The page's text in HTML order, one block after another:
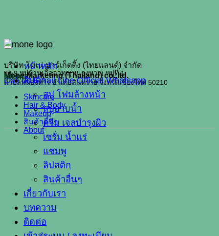
บริษัท โมเน่ มาร์เก็ตติ้ง (ไทยแลนด์) จำกัด
Mone Marketing (Thailand) co.,ltd.
9/59 หมู่บ้านเอื้ออาทร(หนองหาร) หมู่ที่ 1
ตำบลหนองหาร อำเภอสันทราย จังหวัดเชียงใหม่ 50210
Call us Email Line Official Whatsapp
Menu
Skincare
Hair & Body
Makeup
สินค้าอื่นๆ
About
หน้าหลัก
สินค้า
สบู่ โฟมล้างหน้า
สบู่อาบน้ำ
ครีม เจลบำรุงผิว
เซรั่ม น้ำแร่
แชมพู
ลิปสติก
สินค้าอื่นๆ
เกี่ยวกับเรา
บทความ
ติดต่อ